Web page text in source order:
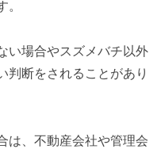
い場合やスズメバチ以外
判断をされることがあり
は、不動産会社や管理会